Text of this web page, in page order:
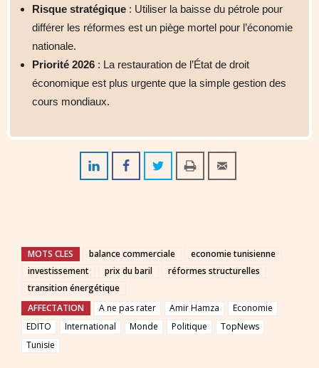
Risque stratégique : Utiliser la baisse du pétrole pour
différer les réformes est un piège mortel pour l’économie
nationale.
Priorité 2026 : La restauration de l’État de droit
économique est plus urgente que la simple gestion des
cours mondiaux.
MOTS CLES balance commerciale
economie tunisienne
investissement
prix du baril
réformes structurelles
transition énergétique
AFFECTATION
A ne pas rater Amir Hamza
Economie
EDITO
International Monde Politique
TopNews
Tunisie